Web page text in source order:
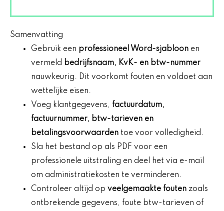
Samenvatting
Gebruik een professioneel Word-sjabloon en
vermeld bedrijfsnaam, KvK- en btw-nummer
nauwkeurig. Dit voorkomt fouten en voldoet aan
wettelijke eisen.
Voeg klantgegevens, factuurdatum,
factuurnummer, btw-tarieven en
betalingsvoorwaarden toe voor volledigheid.
Sla het bestand op als PDF voor een
professionele uitstraling en deel het via e-mail
om administratiekosten te verminderen.
Controleer altijd op veelgemaakte fouten zoals
ontbrekende gegevens, foute btw-tarieven of